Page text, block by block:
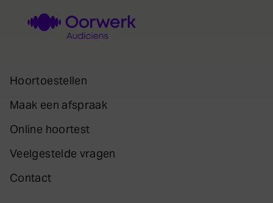
Hoortoestellen
Maak een afspraak
Online hoortest
Veelgestelde vragen
Contact